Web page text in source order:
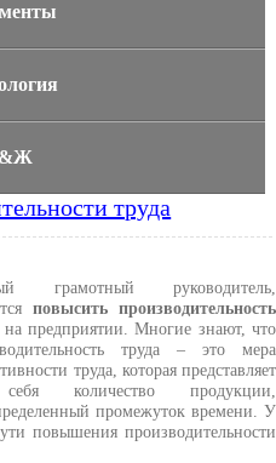
труда
грамотный руководитель,
повысить производительность
на предприятии. Многие знают, что
труда – это мера
труда, которая представляет
количество продукции,
промежуток времени. У
повышения производительности